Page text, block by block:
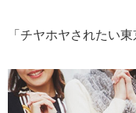
「チヤホヤされたい